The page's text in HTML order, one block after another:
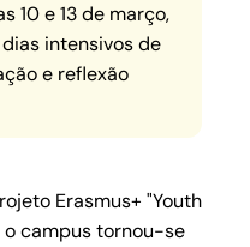
10 e 13 de março,
intensivos de
e reflexão
Erasmus+ "Youth
o campus tornou-se